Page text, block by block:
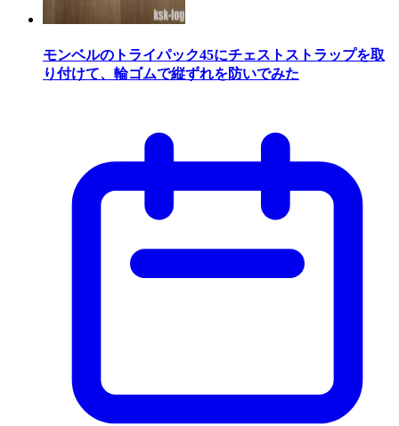
モンベルのトライパック45にチェストストラップを取
り付けて、輪ゴムで縦ずれを防いでみた